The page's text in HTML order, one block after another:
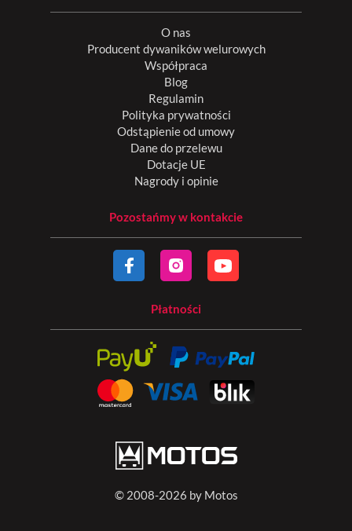
© 2008-2026 by Motos
O nas
Producent dywaników welurowych
Współpraca
Blog
Regulamin
Polityka prywatności
Odstąpienie od umowy
Dane do przelewu
Dotacje UE
Nagrody i opinie
Pozostańmy w kontakcie
Płatności